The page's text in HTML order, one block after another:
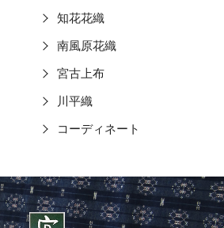
知花花織
南風原花織
宮古上布
川平織
コーディネート